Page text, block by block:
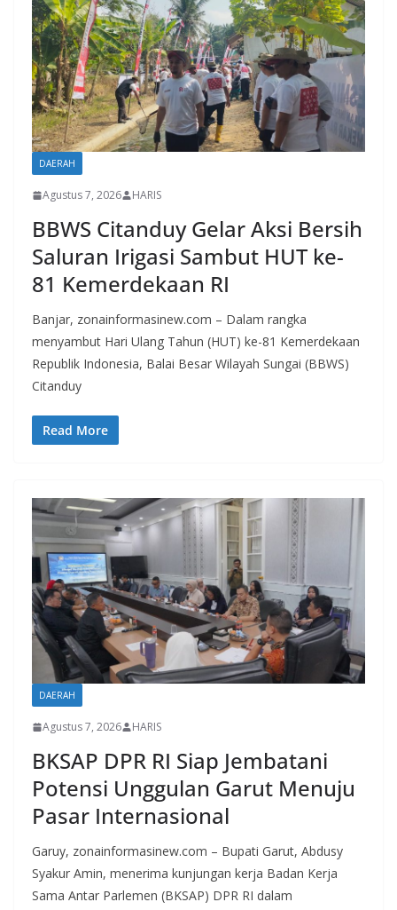
DAERAH
Agustus 7, 2026 HARIS
BBWS Citanduy Gelar Aksi Bersih
Saluran Irigasi Sambut HUT ke-
81 Kemerdekaan RI
Banjar, zonainformasinew.com – Dalam rangka
menyambut Hari Ulang Tahun (HUT) ke-81 Kemerdekaan
Republik Indonesia, Balai Besar Wilayah Sungai (BBWS)
Citanduy
Read More
DAERAH
Agustus 7, 2026 HARIS
BKSAP DPR RI Siap Jembatani
Potensi Unggulan Garut Menuju
Pasar Internasional
Garuy, zonainformasinew.com – Bupati Garut, Abdusy
Syakur Amin, menerima kunjungan kerja Badan Kerja
Sama Antar Parlemen (BKSAP) DPR RI dalam